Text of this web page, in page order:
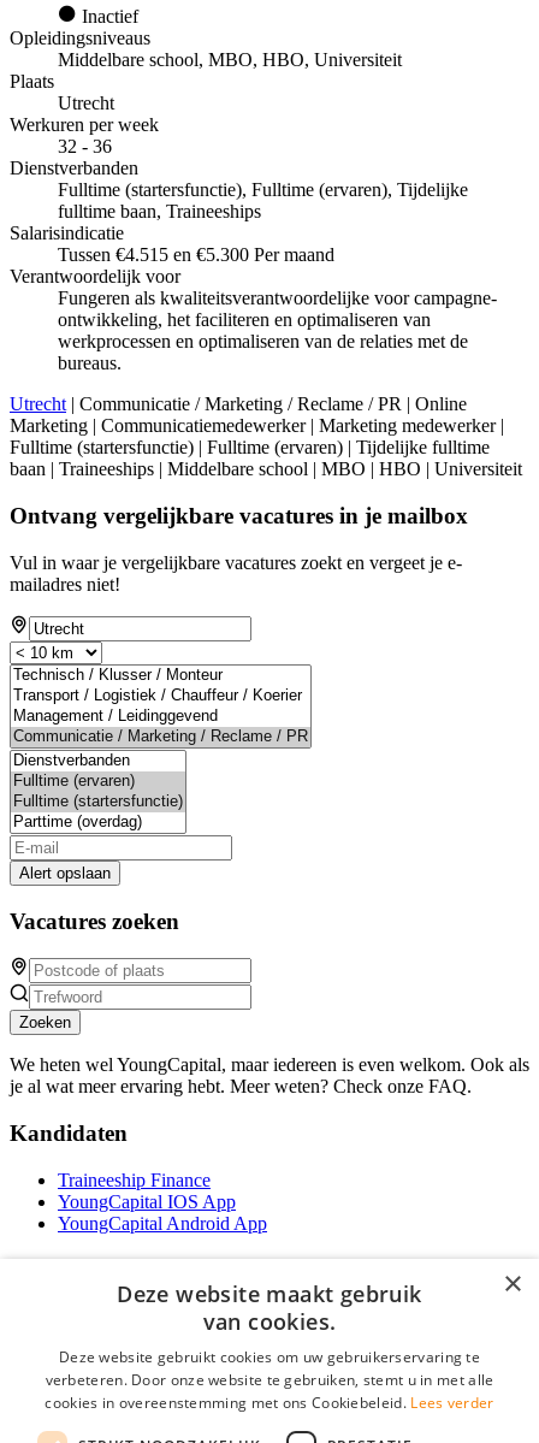
Inactief
Opleidingsniveaus
Middelbare school, MBO, HBO, Universiteit
Plaats
Utrecht
Werkuren per week
32 - 36
Dienstverbanden
Fulltime (startersfunctie), Fulltime (ervaren), Tijdelijke
fulltime baan, Traineeships
Salarisindicatie
Tussen €4.515 en €5.300 Per maand
Verantwoordelijk voor
Fungeren als kwaliteitsverantwoordelijke voor campagne-
ontwikkeling, het faciliteren en optimaliseren van
werkprocessen en optimaliseren van de relaties met de
bureaus.
Utrecht | Communicatie / Marketing / Reclame / PR | Online
Marketing | Communicatiemedewerker | Marketing medewerker |
Fulltime (startersfunctie) | Fulltime (ervaren) | Tijdelijke fulltime
baan | Traineeships | Middelbare school | MBO | HBO | Universiteit
Ontvang vergelijkbare vacatures in je mailbox
Vul in waar je vergelijkbare vacatures zoekt en vergeet je e-
mailadres niet!
Alert opslaan
Vacatures zoeken
Zoeken
We heten wel YoungCapital, maar iedereen is even welkom. Ook als
je al wat meer ervaring hebt. Meer weten? Check onze FAQ.
Kandidaten
Traineeship Finance
YoungCapital IOS App
YoungCapital Android App
Contractvormen
Brochure aanvragen
Vacature aanmelden
×
Deze website maakt gebruik
van cookies.
Deze website gebruikt cookies om uw gebruikerservaring te
verbeteren. Door onze website te gebruiken, stemt u in met alle
cookies in overeenstemming met ons Cookiebeleid. Lees verder